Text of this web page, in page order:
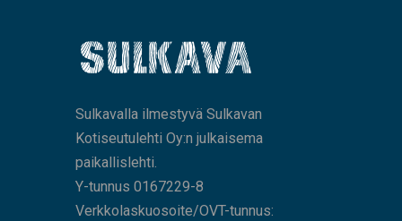
Sulkavalla ilmestyvä Sulkavan
Kotiseutulehti Oy:n julkaisema
paikallislehti.
Y-tunnus 0167229-8
Verkkolaskuosoite/OVT-tunnus: